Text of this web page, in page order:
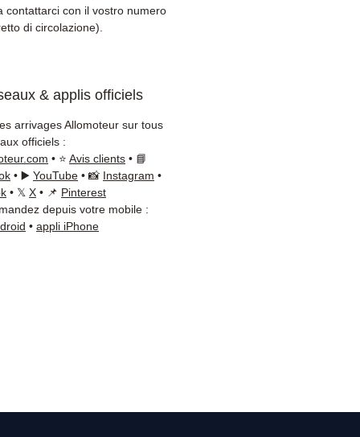
/ DB Schenker)
clienti reattivo via
al+33 6 38 71 66 54
disponibile) — Lunedì a
9h-18h.
contattarci con il vostro numero
di circolazione).
& applis officiels
arrivages Allomoteur sur tous
officiels :
• ⭐ Avis clients • 📘
• ▶️ YouTube • 📸 Instagram •
• 𝕏 X • 📌 Pinterest
depuis votre mobile :
• appli iPhone